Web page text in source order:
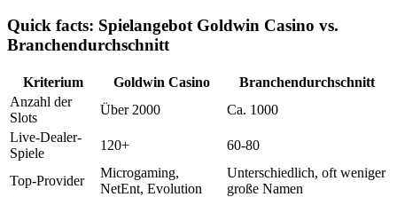
Quick facts: Spielangebot Goldwin Casino vs.
Branchendurchschnitt
Kriterium Goldwin Casino
Branchendurchschnitt
Anzahl der
Slots
Über 2000
Ca. 1000
Live-Dealer-
Spiele
120+ 60-80
Top-Provider
Microgaming,
NetEnt, Evolution
Unterschiedlich, oft weniger
große Namen